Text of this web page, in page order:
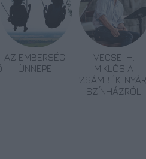
AZ EMBERSÉG
ÜNNEPE
VECSEI H.
MIKLÓS A
ZSÁMBÉKI
SZÍNHÁZRÓL